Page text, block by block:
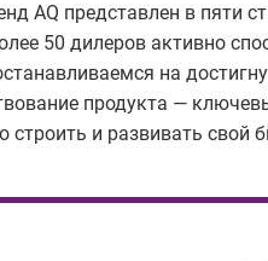
AQ представлен в пяти
50 дилеров активно
на
продукта —
строить и развивать свой